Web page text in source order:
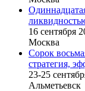
16 cентября
Москва
Сорок
стратегия,
23-25
Альметьевск